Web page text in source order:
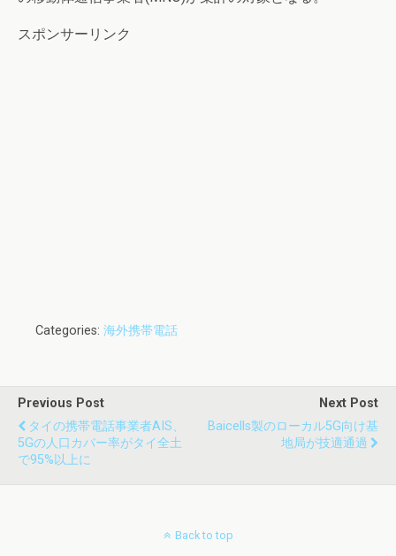
スポンサーリンク
Categories: 海外携帯電話
Previous Post
タイの携帯電話事業者AIS、
5Gの人口カバー率がタイ全土
で95%以上に
Next Post
Baicells製のローカル5G向け基
地局が技適通過
Back to top